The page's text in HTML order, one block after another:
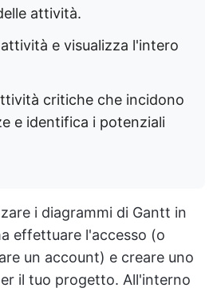
attività.
e visualizza l'intero
critiche che incidono
e identifica i potenziali
i diagrammi di Gantt in
effettuare l'accesso (o
un account) e creare uno
il tuo progetto. All'interno